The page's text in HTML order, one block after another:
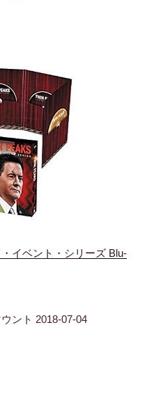
イベント・シリーズ Blu-
ント 2018-07-04